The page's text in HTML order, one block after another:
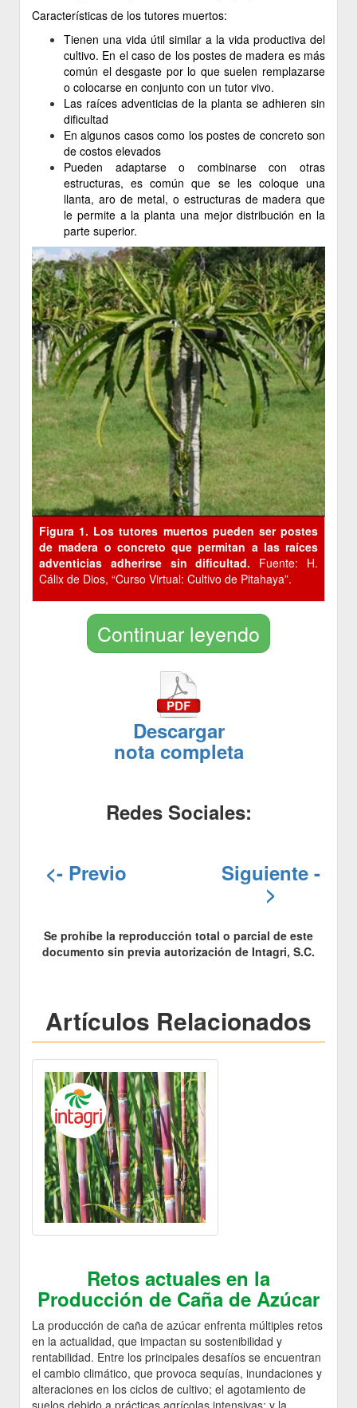
Características de los tutores muertos:
Tienen una vida útil similar a la vida productiva del
cultivo. En el caso de los postes de madera es más
común el desgaste por lo que suelen remplazarse
o colocarse en conjunto con un tutor vivo.
Las raíces adventicias de la planta se adhieren sin
dificultad
En algunos casos como los postes de concreto son
de costos elevados
Pueden adaptarse o combinarse con otras
estructuras, es común que se les coloque una
llanta, aro de metal, o estructuras de madera que
le permite a la planta una mejor distribución en la
parte superior.
Figura 1. Los tutores muertos pueden ser postes
de madera o concreto que permitan a las raíces
adventicias adherirse sin dificultad. Fuente: H.
Cálix de Dios, “Curso Virtual: Cultivo de Pitahaya”.
Continuar leyendo
Descargar
nota completa
Redes Sociales:
<- Previo Siguiente -
>
Se prohíbe la reproducción total o parcial de este
documento sin previa autorización de Intagri, S.C.
Artículos Relacionados
Retos actuales en la
Producción de Caña de Azúcar
La producción de caña de azúcar enfrenta múltiples retos
en la actualidad, que impactan su sostenibilidad y
rentabilidad. Entre los principales desafíos se encuentran
el cambio climático, que provoca sequías, inundaciones y
alteraciones en los ciclos de cultivo; el agotamiento de